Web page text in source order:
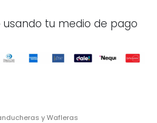
tu medio de pago
y Wafleras